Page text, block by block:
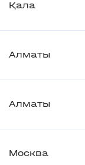
Қала
Алматы
Алматы
Москва